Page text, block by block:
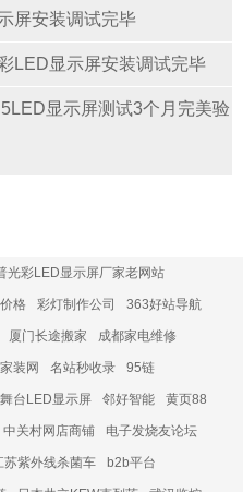
屏安装调试完毕
LED显示屏安装调试完毕
显示屏测试3个月完美验
光彩LED显示屏厂家老网站
格 彩灯制作公司 363好站导航
厦门长途搬家 成都家电维修
装网 名站秒收录 95链
台LED显示屏 邻好智能 黄页88
中关村网店商铺 电子发烧友论坛
苏紫外线杀菌车 b2b平台